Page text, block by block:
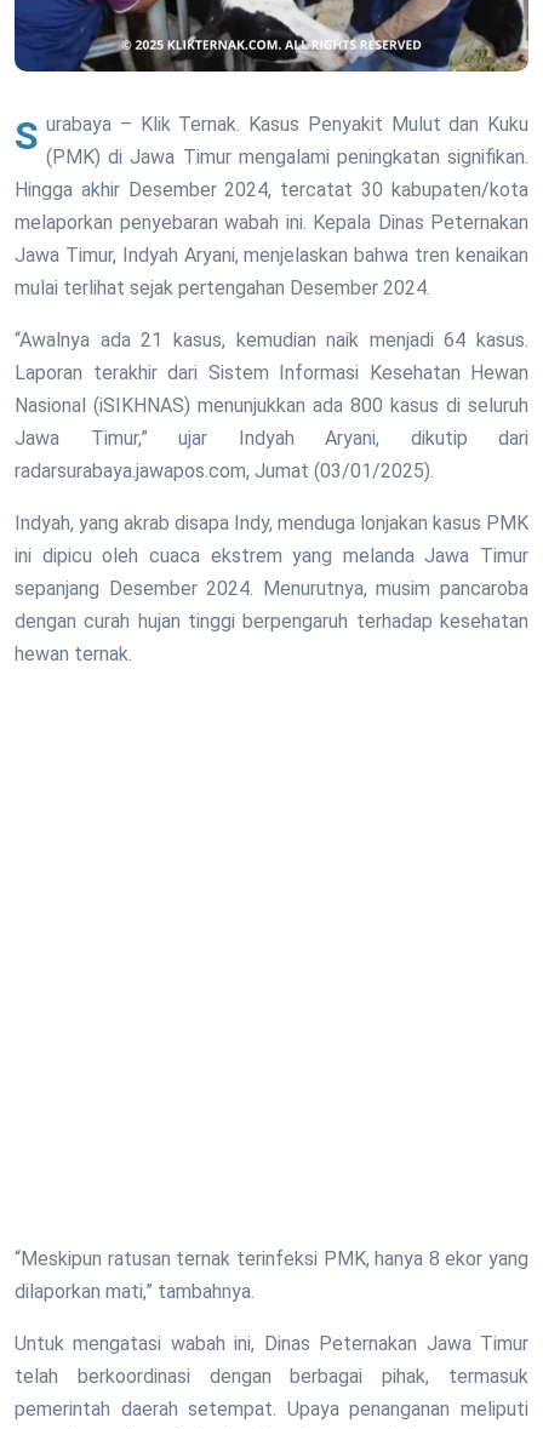
Surabaya – Klik Ternak. Kasus Penyakit Mulut dan Kuku (PMK) di Jawa Timur mengalami peningkatan signifikan.
Hingga akhir Desember 2024, tercatat 30 kabupaten/kota
melaporkan penyebaran wabah ini. Kepala Dinas Peternakan
Jawa Timur, Indyah Aryani, menjelaskan bahwa tren kenaikan
mulai terlihat sejak pertengahan Desember 2024.
“Awalnya ada 21 kasus, kemudian naik menjadi 64 kasus.
Laporan terakhir dari Sistem Informasi Kesehatan Hewan
Nasional (iSIKHNAS) menunjukkan ada 800 kasus di seluruh
Jawa Timur,” ujar Indyah Aryani, dikutip dari
radarsurabaya.jawapos.com, Jumat (03/01/2025).
Indyah, yang akrab disapa Indy, menduga lonjakan kasus PMK
ini dipicu oleh cuaca ekstrem yang melanda Jawa Timur
sepanjang Desember 2024. Menurutnya, musim pancaroba
dengan curah hujan tinggi berpengaruh terhadap kesehatan
hewan ternak.
“Meskipun ratusan ternak terinfeksi PMK, hanya 8 ekor yang
dilaporkan mati,” tambahnya.
Untuk mengatasi wabah ini, Dinas Peternakan Jawa Timur
telah berkoordinasi dengan berbagai pihak, termasuk
pemerintah daerah setempat. Upaya penanganan meliputi